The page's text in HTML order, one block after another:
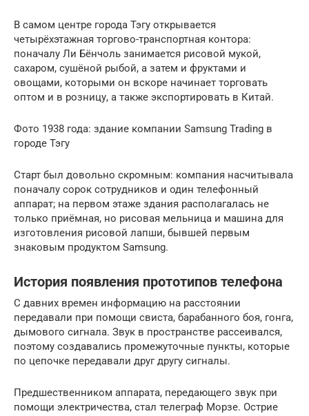
В самом центре города Тэгу открывается
четырёхэтажная торгово-транспортная контора:
поначалу Ли Бёнчоль занимается рисовой мукой,
сахаром, сушёной рыбой, а затем и фруктами и
овощами, которыми он вскоре начинает торговать
оптом и в розницу, а также экспортировать в Китай.
Фото 1938 года: здание компании Samsung Trading в
городе Тэгу
Старт был довольно скромным: компания насчитывала
поначалу сорок сотрудников и один телефонный
аппарат; на первом этаже здания располагалась не
только приёмная, но рисовая мельница и машина для
изготовления рисовой лапши, бывшей первым
знаковым продуктом Samsung.
История появления прототипов телефона
С давних времен информацию на расстоянии
передавали при помощи свиста, барабанного боя, гонга,
дымового сигнала. Звук в пространстве рассеивался,
поэтому создавались промежуточные пункты, которые
по цепочке передавали друг другу сигналы.
Предшественником аппарата, передающего звук при
помощи электричества, стал телеграф Морзе. Острие